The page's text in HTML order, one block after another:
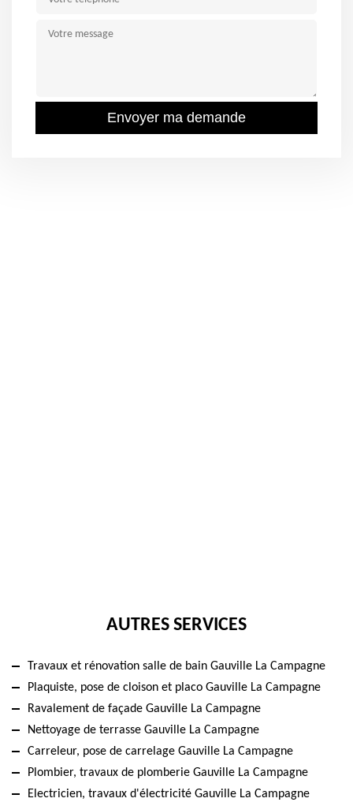
AUTRES SERVICES
Travaux et rénovation salle de bain Gauville La Campagne
Plaquiste, pose de cloison et placo Gauville La Campagne
Ravalement de façade Gauville La Campagne
Nettoyage de terrasse Gauville La Campagne
Carreleur, pose de carrelage Gauville La Campagne
Plombier, travaux de plomberie Gauville La Campagne
Electricien, travaux d'électricité Gauville La Campagne